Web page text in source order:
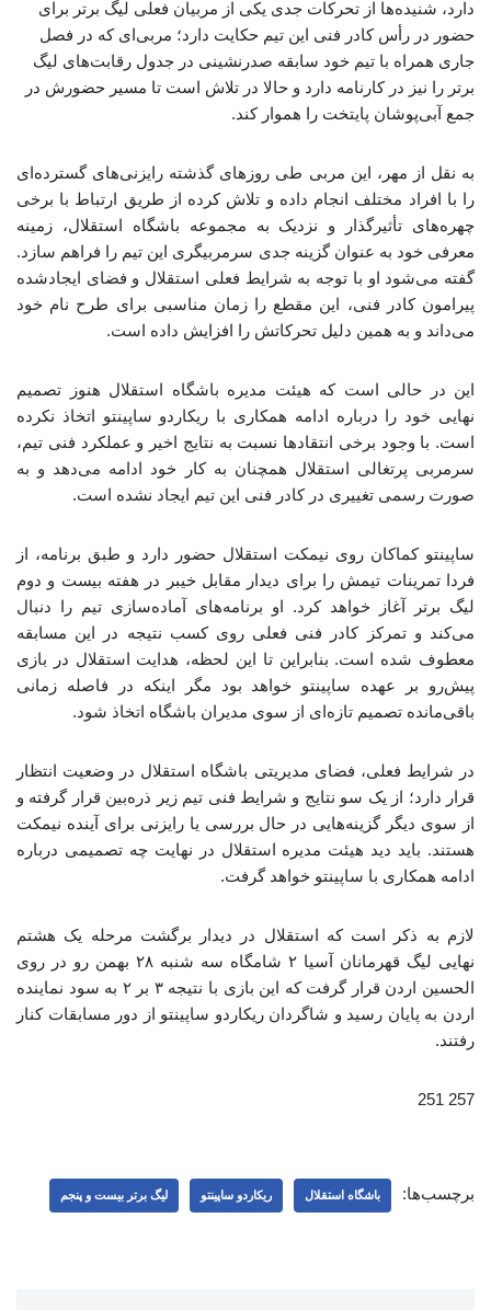
دارد، شنیده‌ها از تحرکات جدی یکی از مربیان فعلی لیگ برتر برای
حضور در رأس کادر فنی این تیم حکایت دارد؛ مربی‌ای که در فصل
جاری همراه با تیم خود سابقه صدرنشینی در جدول رقابت‌های لیگ
برتر را نیز در کارنامه دارد و حالا در تلاش است تا مسیر حضورش در
جمع آبی‌پوشان پایتخت را هموار کند.
به نقل از مهر، این مربی طی روزهای گذشته رایزنی‌های گسترده‌ای
را با افراد مختلف انجام داده و تلاش کرده از طریق ارتباط با برخی
چهره‌های تأثیرگذار و نزدیک به مجموعه باشگاه استقلال، زمینه
معرفی خود به عنوان گزینه جدی سرمربیگری این تیم را فراهم سازد.
گفته می‌شود او با توجه به شرایط فعلی استقلال و فضای ایجادشده
پیرامون کادر فنی، این مقطع را زمان مناسبی برای طرح نام خود
می‌داند و به همین دلیل تحرکاتش را افزایش داده است.
این در حالی است که هیئت مدیره باشگاه استقلال هنوز تصمیم
نهایی خود را درباره ادامه همکاری با ریکاردو ساپینتو اتخاذ نکرده
است. با وجود برخی انتقادها نسبت به نتایج اخیر و عملکرد فنی تیم،
سرمربی پرتغالی استقلال همچنان به کار خود ادامه می‌دهد و به
صورت رسمی تغییری در کادر فنی این تیم ایجاد نشده است.
ساپینتو کماکان روی نیمکت استقلال حضور دارد و طبق برنامه، از
فردا تمرینات تیمش را برای دیدار مقابل خیبر در هفته بیست‌ و دوم
لیگ برتر آغاز خواهد کرد. او برنامه‌های آماده‌سازی تیم را دنبال
می‌کند و تمرکز کادر فنی فعلی روی کسب نتیجه در این مسابقه
معطوف شده است. بنابراین تا این لحظه، هدایت استقلال در بازی
پیش‌رو بر عهده ساپینتو خواهد بود مگر اینکه در فاصله زمانی
باقی‌مانده تصمیم تازه‌ای از سوی مدیران باشگاه اتخاذ شود.
در شرایط فعلی، فضای مدیریتی باشگاه استقلال در وضعیت انتظار
قرار دارد؛ از یک سو نتایج و شرایط فنی تیم زیر ذره‌بین قرار گرفته و
از سوی دیگر گزینه‌هایی در حال بررسی یا رایزنی برای آینده نیمکت
هستند. باید دید هیئت مدیره استقلال در نهایت چه تصمیمی درباره
ادامه همکاری با ساپینتو خواهد گرفت.
لازم به ذکر است که استقلال در دیدار برگشت مرحله یک هشتم
نهایی لیگ قهرمانان آسیا ۲ شامگاه سه شنبه ۲۸ بهمن رو در روی
الحسین اردن قرار گرفت که این بازی با نتیجه ۳ بر ۲ به سود نماینده
اردن به پایان رسید و شاگردان ریکاردو ساپینتو از دور مسابقات کنار
رفتند.
257 251
برچسب‌ها: باشگاه استقلال ریکاردو ساپینتو لیگ برتر بیست و پنجم